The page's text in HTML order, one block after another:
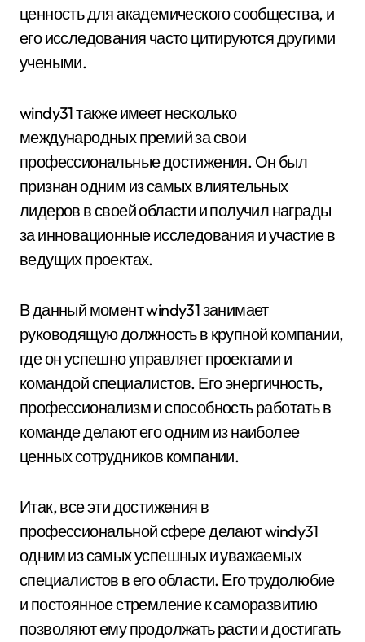
ценность для академического сообщества, и
его исследования часто цитируются другими
учеными.
windy31 также имеет несколько
международных премий за свои
профессиональные достижения. Он был
признан одним из самых влиятельных
лидеров в своей области и получил награды
за инновационные исследования и участие в
ведущих проектах.
В данный момент windy31 занимает
руководящую должность в крупной компании,
где он успешно управляет проектами и
командой специалистов. Его энергичность,
профессионализм и способность работать в
команде делают его одним из наиболее
ценных сотрудников компании.
Итак, все эти достижения в
профессиональной сфере делают windy31
одним из самых успешных и уважаемых
специалистов в его области. Его трудолюбие
и постоянное стремление к саморазвитию
позволяют ему продолжать расти и достигать